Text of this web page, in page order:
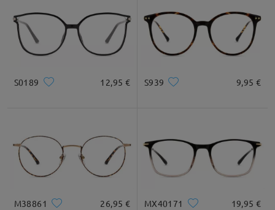
S0189 12,95 € S939 9,95 €
M38861 26,95 € MX40171 19,95 €